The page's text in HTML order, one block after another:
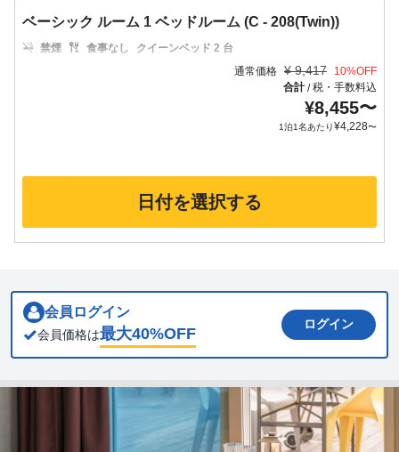
ベーシック ルーム 1 ベッドルーム (C - 208(Twin))
禁煙 食事なし
クイーンベッド 2 台
通常価格 ¥ 9,417 10%OFF
合計/税・手数料込
¥8,455〜
1泊1名あたり¥4,228〜
日付を選択する
会員ログイン
会員価格は最大40%OFF
ログイン